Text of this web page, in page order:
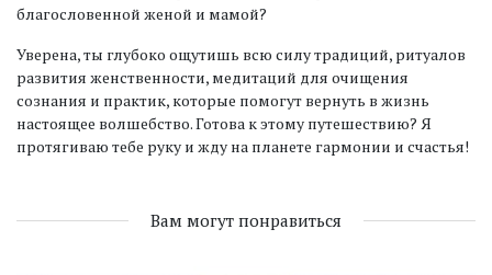
благословенной женой и мамой?
Уверена, ты глубоко ощутишь всю силу традиций, ритуалов
развития женственности, медитаций для очищения
сознания и практик, которые помогут вернуть в жизнь
настоящее волшебство. Готова к этому путешествию? Я
протягиваю тебе руку и жду на планете гармонии и счастья!
Вам могут понравиться